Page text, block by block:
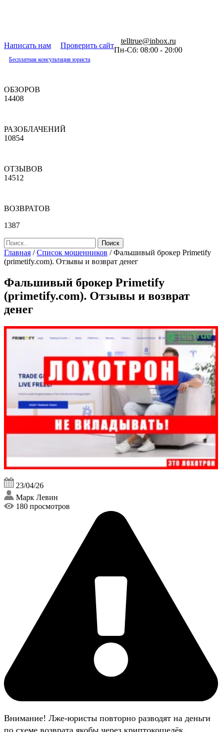
Написать нам Проверить сайт
telltrue@inbox.ru
Пн-Сб: 08:00 - 20:00
Бесплатная консультация юриста
ОБЗОРОВ
14408
РАЗОБЛАЧЕНИЙ
10854
ОТЗЫВОВ
14512
ВОЗВРАТОВ
1387
Главная /Список мошенников /Фальшивый брокер Primetify
(primetify.com). Отзывы и возврат денег
Фальшивый брокер Primetify
(primetify.com). Отзывы и возврат
денег
23/04/26
Марк Левин
180 просмотров
Внимание! Лже-юристы повторно разводят на деньги
по схеме возврата якобы через криптокошелёк.